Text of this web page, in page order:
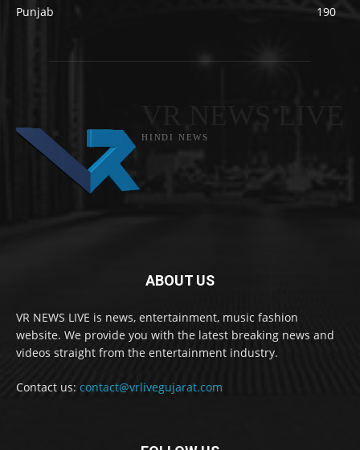
Punjab
190
HINDI NEWS
ABOUT US
VR NEWS LIVE is news, entertainment, music fashion
website. We provide you with the latest breaking news and
videos straight from the entertainment industry.
Contact us: contact@vrlivegujarat.com